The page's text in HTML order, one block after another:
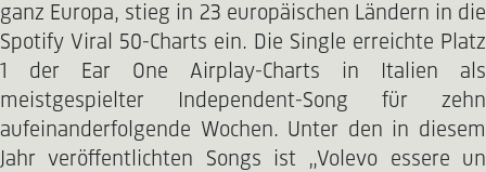
ganz Europa, stieg in 23 europäischen Ländern in die
Spotify Viral 50-Charts ein. Die Single erreichte Platz
1 der Ear One Airplay-Charts in Italien als
meistgespielter Independent-Song für zehn
aufeinanderfolgende Wochen. Unter den in diesem
Jahr veröffentlichten Songs ist „Volevo essere un